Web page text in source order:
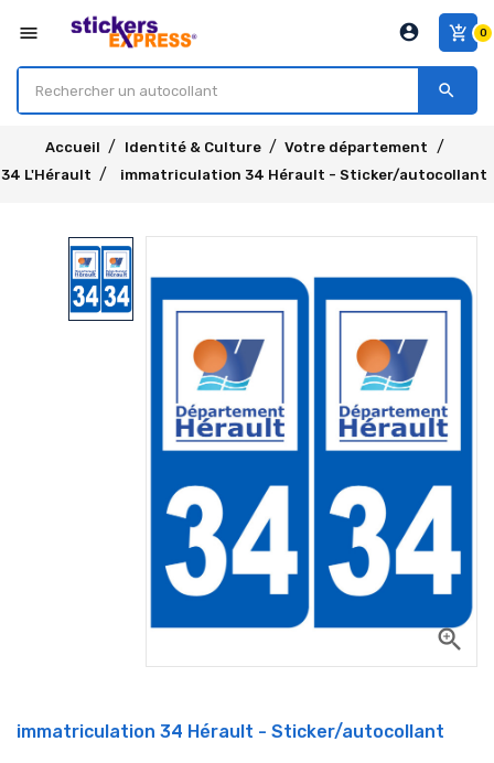
menu add_shopping_cart 0
account_circle
search
Accueil Identité & Culture
Votre département
34 L'Hérault
immatriculation 34 Hérault - Sticker/autocollant
zoom_in
immatriculation 34 Hérault - Sticker/autocollant